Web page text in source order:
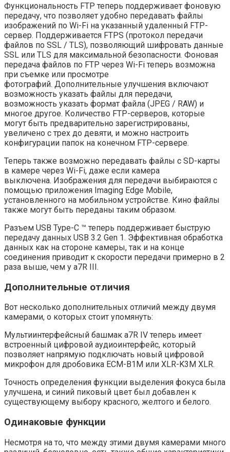
Функциональность FTP теперь поддерживает фоновую
передачу, что позволяет удобно передавать файлы
изображений по Wi-Fi на указанный удаленный FTP-
сервер. Поддерживается FTPS (протокол передачи
файлов по SSL / TLS), позволяющий шифровать данные
SSL или TLS для максимальной безопасности. Фоновая
передача файлов по FTP через Wi-Fi теперь возможна
при съемке или просмотре
фотографий. Дополнительные улучшения включают
возможность указать файлы для передачи,
возможность указать формат файла (JPEG / RAW) и
многое другое. Количество FTP-серверов, которые
могут быть предварительно зарегистрированы,
увеличено с трех до девяти, и можно настроить
конфигурации папок на конечном FTP-сервере.
Теперь также возможно передавать файлы с SD-карты
в камере через Wi-Fi, даже если камера
выключена. Изображения для передачи выбираются с
помощью приложения Imaging Edge Mobile,
установленного на мобильном устройстве. Кино файлы
также могут быть переданы таким образом.
Разъем USB Type-C ™ теперь поддерживает быструю
передачу данных USB 3.2 Gen 1. Эффективная обработка
данных как на стороне камеры, так и на конце
соединения приводит к скорости передачи примерно в 2
раза выше, чем у a7R III.
Дополнительные отличия
Вот несколько дополнительных отличий между двумя
камерами, о которых стоит упомянуть:
Мультиинтерфейсный башмак a7R IV теперь имеет
встроенный цифровой аудиоинтерфейс, который
позволяет напрямую подключать новый цифровой
микрофон для дробовика ECM-B1M или XLR-K3M XLR.
Точность определения функции выделения фокуса была
улучшена, и синий пиковый цвет был добавлен к
существующему выбору красного, желтого и белого.
Одинаковые функции
Несмотря на то, что между этими двумя камерами много